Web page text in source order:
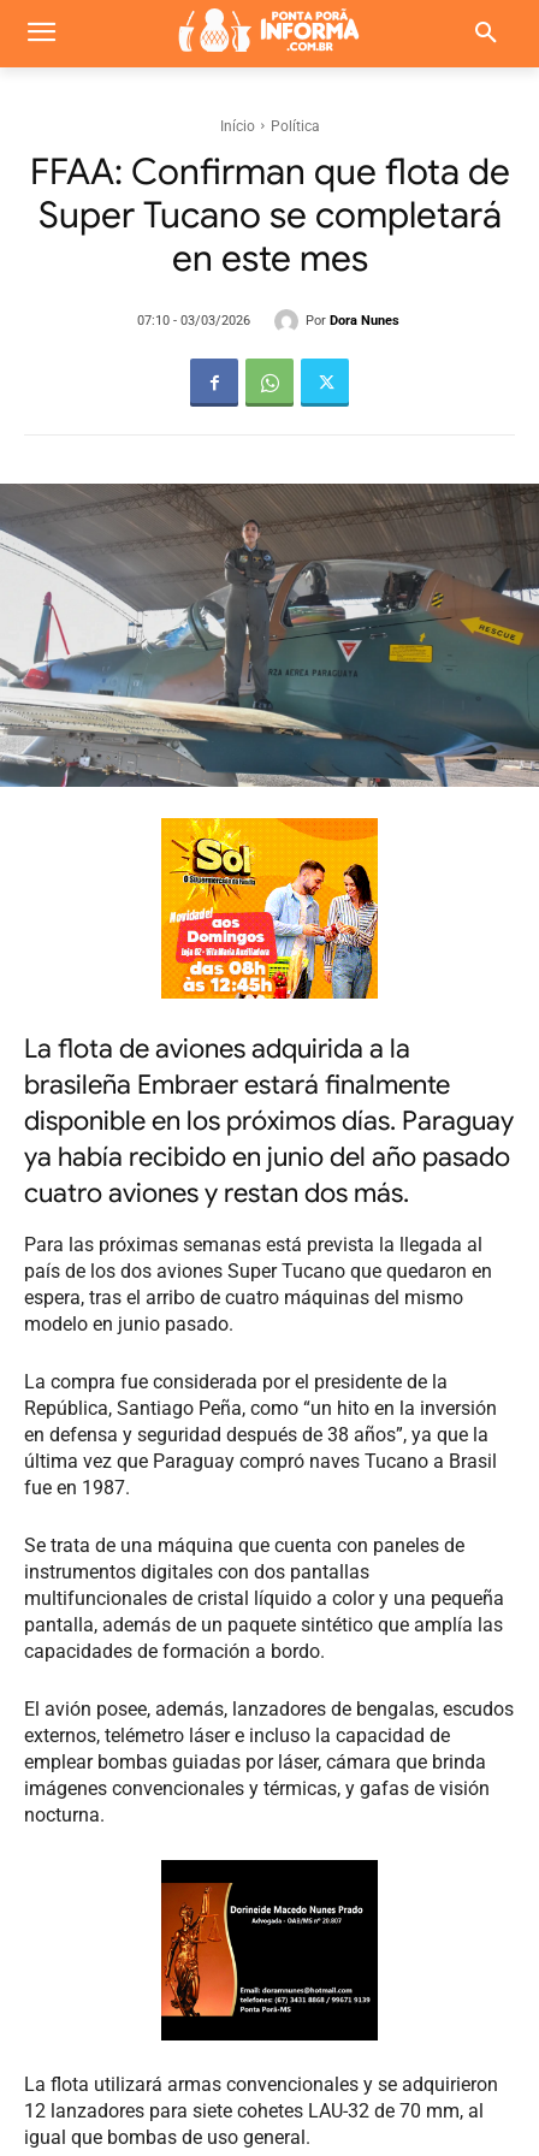
Início Política
FFAA: Confirman que flota de
Super Tucano se completará
en este mes
07:10 - 03/03/2026 Por Dora Nunes
La flota de aviones adquirida a la
brasileña Embraer estará finalmente
disponible en los próximos días. Paraguay
ya había recibido en junio del año pasado
cuatro aviones y restan dos más.
Para las próximas semanas está prevista la llegada al
país de los dos aviones Super Tucano que quedaron en
espera, tras el arribo de cuatro máquinas del mismo
modelo en junio pasado.
La compra fue considerada por el presidente de la
República, Santiago Peña, como “un hito en la inversión
en defensa y seguridad después de 38 años”, ya que la
última vez que Paraguay compró naves Tucano a Brasil
fue en 1987.
Se trata de una máquina que cuenta con paneles de
instrumentos digitales con dos pantallas
multifuncionales de cristal líquido a color y una pequeña
pantalla, además de un paquete sintético que amplía las
capacidades de formación a bordo.
El avión posee, además, lanzadores de bengalas, escudos
externos, telémetro láser e incluso la capacidad de
emplear bombas guiadas por láser, cámara que brinda
imágenes convencionales y térmicas, y gafas de visión
nocturna.
La flota utilizará armas convencionales y se adquirieron
12 lanzadores para siete cohetes LAU-32 de 70 mm, al
igual que bombas de uso general.